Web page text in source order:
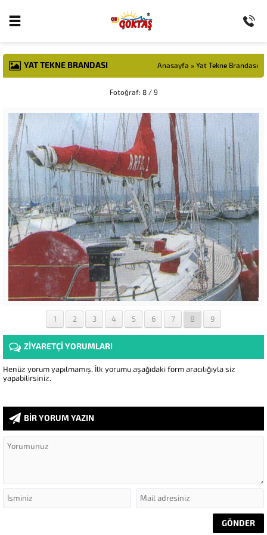
YAT TEKNE BRANDASI Anasayfa » Yat Tekne Brandası
Fotoğraf: 8 / 9
1 2 3 4 5 6 7 8 9
ZİYARETÇİ YORUMLARI
Henüz yorum yapılmamış. İlk yorumu aşağıdaki form aracılığıyla siz
yapabilirsiniz.
BİR YORUM YAZIN